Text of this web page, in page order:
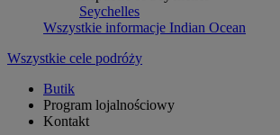
Seychelles
Wszystkie informacje Indian Ocean
Wszystkie cele podróży
Butik
Program lojalnościowy
Kontakt